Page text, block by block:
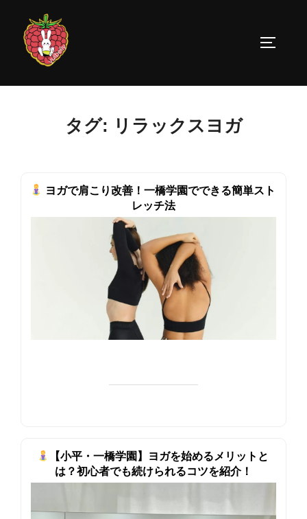
ツ
タグ: リラックスヨガ
ヨガで肩こり改善！一橋学園でできる簡単スト
レッチ法
【小平・一橋学園】ヨガを始めるメリットと
は？初心者でも続けられるコツを紹介！